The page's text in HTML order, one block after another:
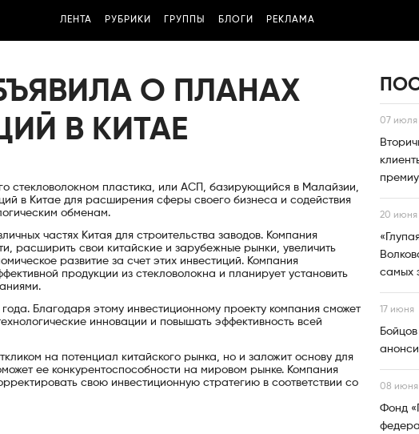
ЛЕНТА РУБРИКИ ГРУППЫ БЛОГИ РЕКЛАМА
О ПЛАНАХ
В КИТАЕ
стекловолокном пластика, или АСП, базирующийся в Малайзии,
в Китае для расширения сферы своего бизнеса и содействия
обменам.
частях Китая для строительства заводов. Компания
расширить свои китайские и зарубежные рынки, увеличить
развитие за счет этих инвестиций. Компания
продукции из стекловолокна и планирует установить
Благодаря этому инвестиционному проекту компания сможет
инновации и повышать эффективность всей
на потенциал китайского рынка, но и заложит основу для
ее конкурентоспособности на мировом рынке. Компания
свою инвестиционную стратегию в соответствии со
07 июля
20 июня
самых
17 июня
08 июня
Фонд